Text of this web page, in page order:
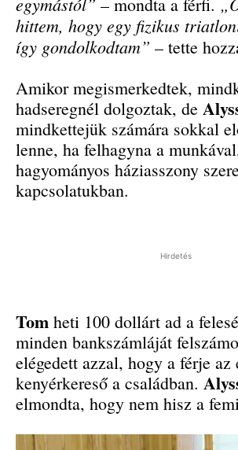
hittem, hogy egy fizikus
így gondolkodtam” – tette
Amikor megismerkedtek,
hadseregnél dolgoztak, de
mindkettejük számára sokkal
lenne, ha felhagyna a
hagyományos háziasszony
kapcsolatukban.
Hirdetés
Tom heti 100 dollárt ad a
minden bankszámláját
elégedett azzal, hogy a férje az
kenyérkereső a családban.
elmondta, hogy nem hisz a